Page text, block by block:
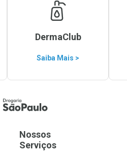
DermaClub
Saiba Mais >
Home
Nossos
Serviços